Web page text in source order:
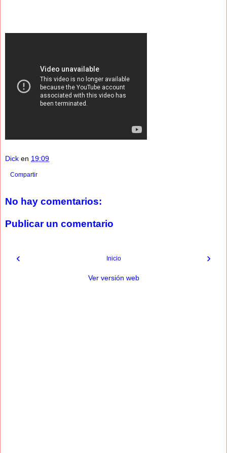
Dick en 19:09
Compartir
No hay comentarios:
Publicar un comentario
‹ ›
Inicio
Ver versión web